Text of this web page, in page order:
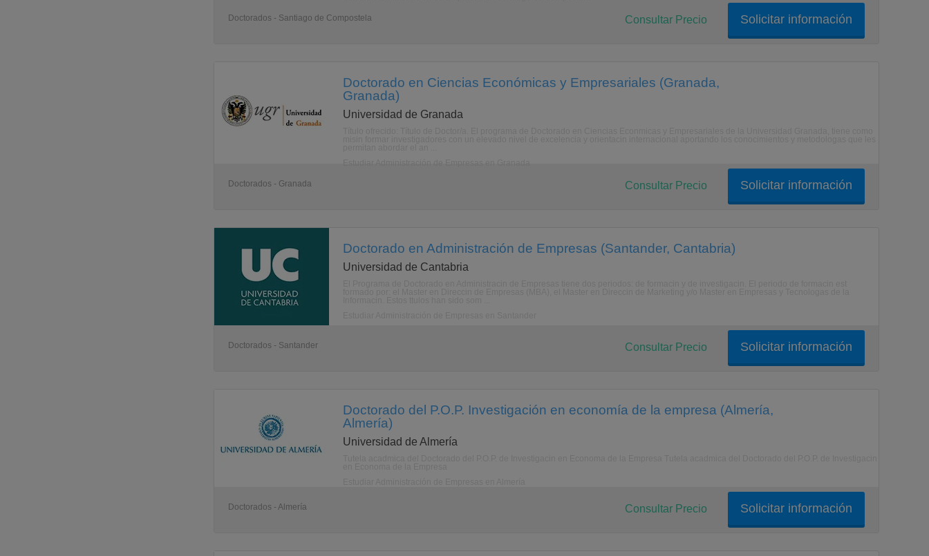
Doctorados - Santiago de Compostela Solicitar información
Consultar Precio
Doctorado en Ciencias Económicas y Empresariales (Granada,
Granada)
Universidad de Granada
Doctorados - Granada Solicitar información
Consultar Precio
Doctorado en Administración de Empresas (Santander, Cantabria)
Universidad de Cantabria
Doctorados - Santander Solicitar información
Consultar Precio
Doctorado del P.O.P. Investigación en economía de la empresa (Almería,
Almería)
Universidad de Almería
Doctorados - Almería Solicitar información
Consultar Precio